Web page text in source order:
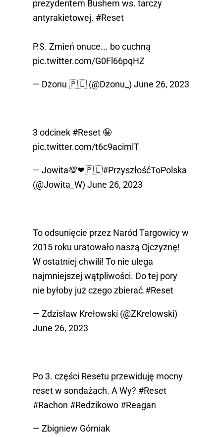
prezydentem Bushem ws. tarczy
antyrakietowej. #Reset
P.S. Zmień onuce... bo cuchną
pic.twitter.com/G0Fl66pqHZ
— Dżonu 🇵🇱 (@Dzonu_) June 26, 2023
3 odcinek #Reset 🤪
pic.twitter.com/t6c9acimlT
— Jowita💯❤🇵🇱#PrzyszłośćToPolska
(@Jowita_W) June 26, 2023
To odsunięcie przez Naród Targowicy w
2015 roku uratowało naszą Ojczyznę!
W ostatniej chwili! To nie ulega
najmniejszej wątpliwości. Do tej pory
nie byłoby już czego zbierać.#Reset
— Zdzisław Krełowski (@ZKrelowski)
June 26, 2023
Po 3. części Resetu przewiduję mocny
reset w sondażach. A Wy? #Reset
#Rachon #Redzikowo #Reagan
— Zbigniew Górniak